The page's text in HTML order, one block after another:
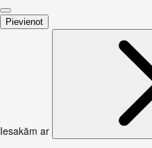
Pievienot
Iesakām ar